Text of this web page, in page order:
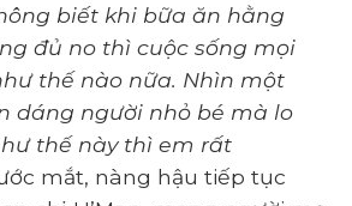
biết khi bữa ăn hằng
đủ no thì cuộc sống mọi
thế nào nữa. Nhìn một
dáng người nhỏ bé mà lo
thế này thì em rất
mắt, nàng hậu tiếp tục